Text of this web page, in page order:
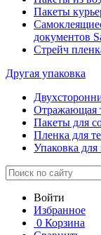
Пакеты
документов
Стрейч
Другая упаковка
Отражающая
Пакеты для
Пленка для
Упаковка для
Войти
Избранное
0 Корзина